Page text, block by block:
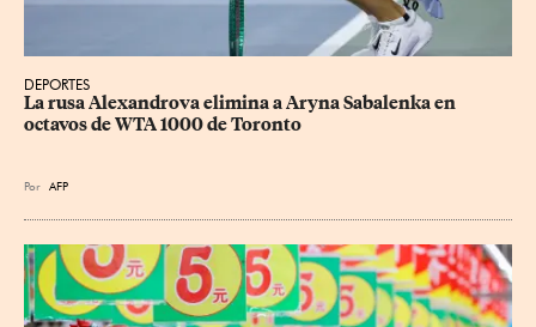
DEPORTES
La rusa Alexandrova elimina a Aryna Sabalenka en
octavos de WTA 1000 de Toronto
Por AFP